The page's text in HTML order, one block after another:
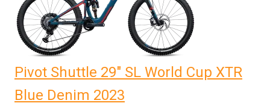
47.803,13 lei.
Pivot Shuttle 29" SL World Cup XTR
Blue Denim 2023